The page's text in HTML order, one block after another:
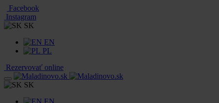
Facebook
Instagram
SK
EN
PL
Rezervovať online
SK
EN